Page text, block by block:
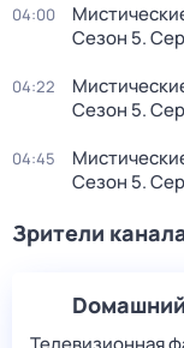
04:00
Сезон 5.
04:22
Сезон 5.
04:45
Сезон 5.
Зрители
Dомашний